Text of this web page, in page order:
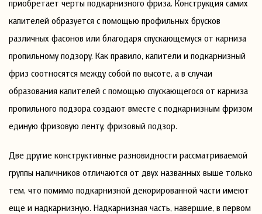
приобретает черты подкарнизного фриза. Конструкция самих
капителей образуется с помощью профильных брусков
различных фасонов или благодаря спускающемуся от карниза
пропильному подзору. Как правило, капители и подкарнизный
фриз соотносятся между собой по высоте, а в случаи
образования капителей с помощью спускающегося от карниза
пропильного подзора создают вместе с подкарнизным фризом
единую фризовую ленту, фризовый подзор.
Две другие конструктивные разновидности рассматриваемой
группы наличников отличаются от двух названных выше только
тем, что помимо подкарнизной декорированной части имеют
еще и надкарнизную. Надкарнизная часть, навершие, в первом